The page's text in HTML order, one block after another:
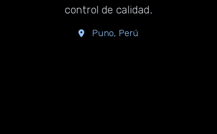
control de calidad.
Puno, Perú